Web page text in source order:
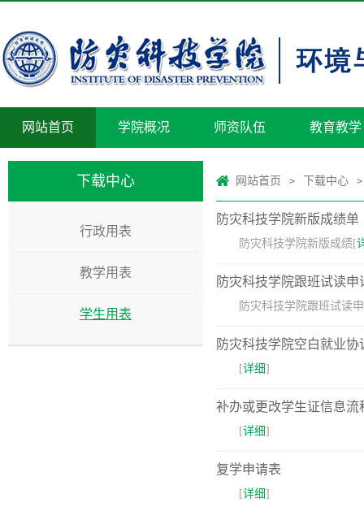
网站首页 学院概况 师资队伍 教育教学
下载中心
行政用表
教学用表
学生用表
网站首页 > 下载中心 >
​防灾科技学院新版成绩单
​防灾科技学院新版成绩[
防灾科技学院跟班试读申
防灾科技学院跟班试读
防灾科技学院空白就业
​[详细]
补办或更改学生证信息流
​[详细]
复学申请表
​[详细]